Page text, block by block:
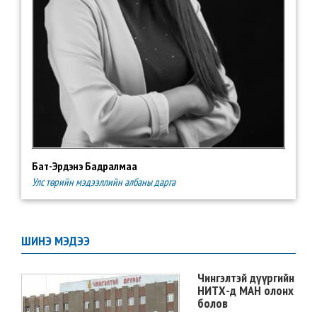
Бат-Эрдэнэ Бадралмаа
Улс төрийн мэдээллийн албаны дарга
ШИНЭ МЭДЭЭ
Чингэлтэй дүүргийн
НИТХ-д МАН олонх
болов